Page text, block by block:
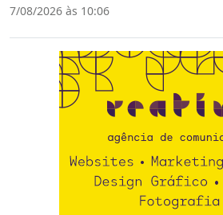
7/08/2026 às 10:06